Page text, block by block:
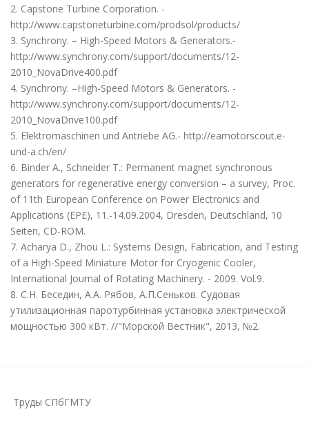
2. Capstone Turbine Corporation. -
http://www.capstoneturbine.com/prodsol/products/
3. Synchrony. – High-Speed Motors & Generators.-
http://www.synchrony.com/support/documents/12-
2010_NovaDrive400.pdf
4. Synchrony. –High-Speed Motors & Generators. -
http://www.synchrony.com/support/documents/12-
2010_NovaDrive100.pdf
5. Elektromaschinen und Antriebe AG.- http://eamotorscout.e-
und-a.ch/en/
6. Binder A., Schneider T.: Permanent magnet synchronous
generators for regenerative energy conversion – a survey, Proc.
of 11th European Conference on Power Electronics and
Applications (EPE), 11.-14.09.2004, Dresden, Deutschland, 10
Seiten, CD-ROM.
7. Acharya D., Zhou L.: Systems Design, Fabrication, and Testing
of a High-Speed Miniature Motor for Cryogenic Cooler,
International Journal of Rotating Machinery. - 2009. Vol.9.
8. С.Н. Беседин, А.А. Рябов, А.П.Сеньков. Судовая
утилизационная паротурбинная установка электрической
мощностью 300 кВт. //"Морской Вестник", 2013, №2.
Труды СПбГМТУ